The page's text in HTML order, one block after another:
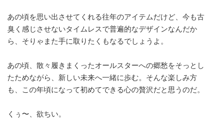
あの頃を思い出させてくれる往年のアイテムだけど、今も古
臭く感じさせないタイムレスで普遍的なデザインなんだか
ら、そりゃまた手に取りたくもなるでしょうよ。
あの頃、散々履きまくったオールスターへの郷愁をそっとし
たためながら、新しい未来へ一緒に歩む。そんな楽しみ方
も、この年頃になって初めてできる心の贅沢だと思うのだ。
くぅ〜、欲ちい。